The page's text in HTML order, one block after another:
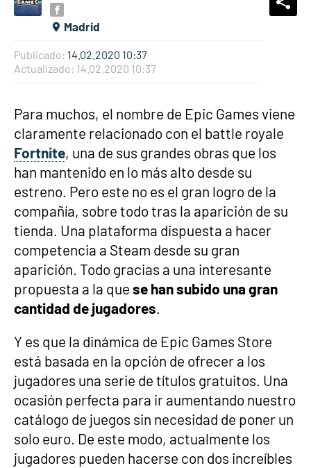
Madrid
Publicado: 14.02.2020 10:37
Actualizado: 14.02.2020 10:37
Para muchos, el nombre de Epic Games viene
claramente relacionado con el battle royale
Fortnite, una de sus grandes obras que los
han mantenido en lo más alto desde su
estreno. Pero este no es el gran logro de la
compañía, sobre todo tras la aparición de su
tienda. Una plataforma dispuesta a hacer
competencia a Steam desde su gran
aparición. Todo gracias a una interesante
propuesta a la que se han subido una gran
cantidad de jugadores.
Y es que la dinámica de Epic Games Store
está basada en la opción de ofrecer a los
jugadores una serie de títulos gratuitos. Una
ocasión perfecta para ir aumentando nuestro
catálogo de juegos sin necesidad de poner un
solo euro. De este modo, actualmente los
jugadores pueden hacerse con dos increíbles